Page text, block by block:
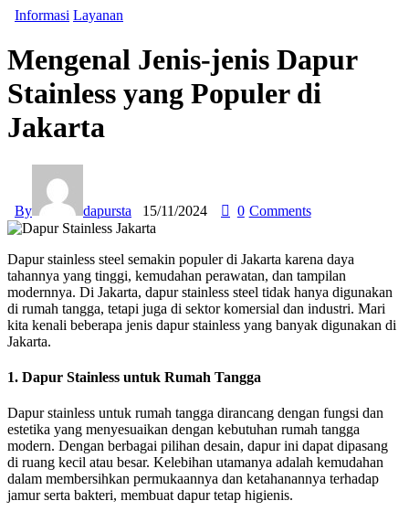
Informasi Layanan
Mengenal Jenis-jenis Dapur
Stainless yang Populer di
Jakarta
By dapursta 15/11/2024 0 Comments
Dapur stainless steel semakin populer di Jakarta karena daya
tahannya yang tinggi, kemudahan perawatan, dan tampilan
modernnya. Di Jakarta, dapur stainless steel tidak hanya digunakan
di rumah tangga, tetapi juga di sektor komersial dan industri. Mari
kita kenali beberapa jenis dapur stainless yang banyak digunakan di
Jakarta.
1. Dapur Stainless untuk Rumah Tangga
Dapur stainless untuk rumah tangga dirancang dengan fungsi dan
estetika yang menyesuaikan dengan kebutuhan rumah tangga
modern. Dengan berbagai pilihan desain, dapur ini dapat dipasang
di ruang kecil atau besar. Kelebihan utamanya adalah kemudahan
dalam membersihkan permukaannya dan ketahanannya terhadap
jamur serta bakteri, membuat dapur tetap higienis.